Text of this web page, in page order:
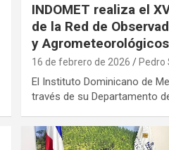
INDOMET realiza el
de la Red de
y
16 de febrero de 2026 Pedro
El Instituto Dominicano de
través de su Departamento